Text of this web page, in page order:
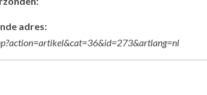
adres: